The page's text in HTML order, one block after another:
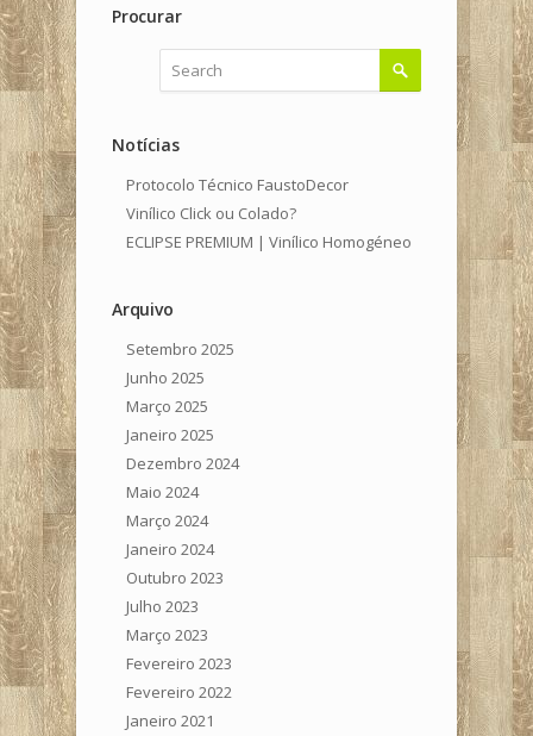
Procurar
Notícias
Protocolo Técnico FaustoDecor
Vinílico Click ou Colado?
ECLIPSE PREMIUM | Vinílico Homogéneo
Arquivo
Setembro 2025
Junho 2025
Março 2025
Janeiro 2025
Dezembro 2024
Maio 2024
Março 2024
Janeiro 2024
Outubro 2023
Julho 2023
Março 2023
Fevereiro 2023
Fevereiro 2022
Janeiro 2021